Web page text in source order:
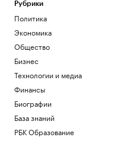
Спорт
Что такое медленная жизнь и
роль в этом играет дерево
РБК и Старквуд
Рубрики
Политика
Экономика
Общество
Бизнес
Технологии и медиа
Финансы
Биографии
База знаний
РБК Образование